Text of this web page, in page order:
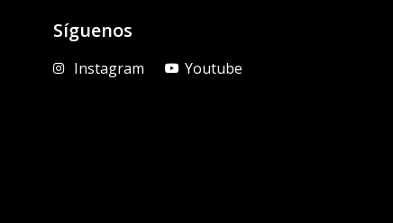
Síguenos
Instagram Youtube